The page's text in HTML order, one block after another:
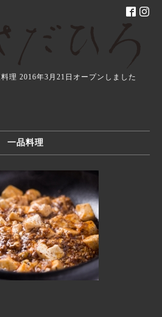
理 2016年3月21日オープンしました
一品料理